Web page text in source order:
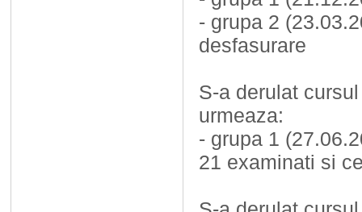
- grupa 2
desfasurare
S-a derulat
urmeaza:
- grupa 1
21 examinati si